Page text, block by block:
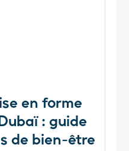
en forme
: guide
de bien-être